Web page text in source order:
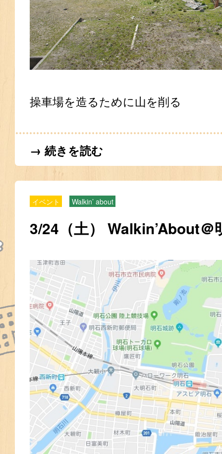
操車場を造るために山を削る
→ 続きを読む
イベント Walkin’ about
3/24（土） Walkin’About＠